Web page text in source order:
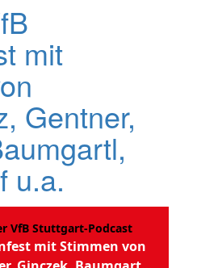
mit
Gentner,
u.a.